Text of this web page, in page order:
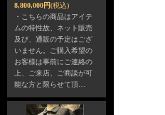
8,800,000円(税込)
・こちらの商品はアイテ
ムの特性故、ネット販売
及び、通販の予定はござ
いません。ご購入希望の
お客様は事前にご連絡の
上、ご来店、ご商談が可
能な方と限らせて頂…